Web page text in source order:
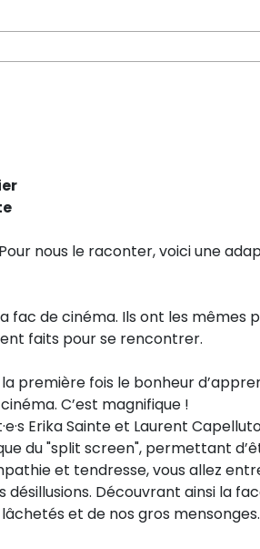
nous le raconter, voici une
fac de cinéma. Ils ont les mêmes
faits pour se rencontrer.
première fois le bonheur
C’est magnifique !
Erika Sainte et Laurent
du "split screen", permettant
et tendresse, vous allez
Découvrant ainsi la
et de nos gros